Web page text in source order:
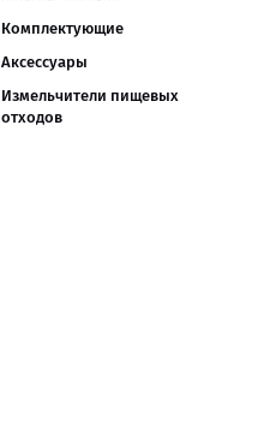
Комплектующие
Аксессуары
Измельчители пищевых
отходов